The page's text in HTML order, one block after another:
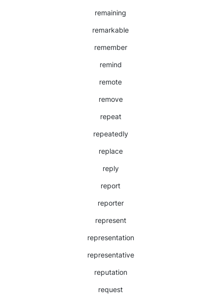
remaining
remarkable
remember
remind
remote
remove
repeat
repeatedly
replace
reply
report
reporter
represent
representation
representative
reputation
request